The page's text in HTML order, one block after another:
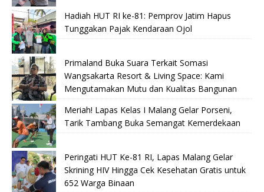
Hadiah HUT RI ke-81: Pemprov Jatim Hapus
Tunggakan Pajak Kendaraan Ojol
Primaland Buka Suara Terkait Somasi
Wangsakarta Resort & Living Space: Kami
Mengutamakan Mutu dan Kualitas Bangunan
Meriah! Lapas Kelas I Malang Gelar Porseni,
Tarik Tambang Buka Semangat Kemerdekaan
Peringati HUT Ke-81 RI, Lapas Malang Gelar
Skrining HIV Hingga Cek Kesehatan Gratis untuk
652 Warga Binaan